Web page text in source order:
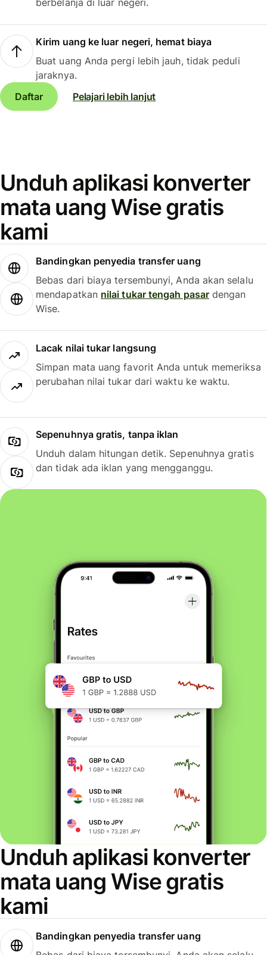
berbelanja di luar negeri.
Kirim uang ke luar negeri, hemat biaya
Buat uang Anda pergi lebih jauh, tidak peduli
jaraknya.
Daftar
Pelajari lebih lanjut
Unduh aplikasi konverter
mata uang Wise gratis
kami
Bandingkan penyedia transfer uang
Bebas dari biaya tersembunyi, Anda akan selalu
mendapatkan nilai tukar tengah pasardengan
Wise.
Lacak nilai tukar langsung
Simpan mata uang favorit Anda untuk memeriksa
perubahan nilai tukar dari waktu ke waktu.
Sepenuhnya gratis, tanpa iklan
Unduh dalam hitungan detik. Sepenuhnya gratis
dan tidak ada iklan yang mengganggu.
Unduh aplikasi konverter
mata uang Wise gratis
kami
Bandingkan penyedia transfer uang